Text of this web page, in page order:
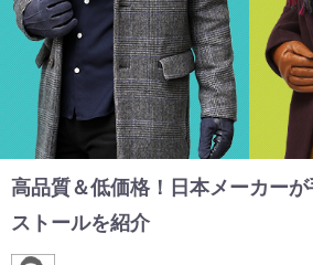
高品質＆低価格！日本メーカー
ストールを紹介